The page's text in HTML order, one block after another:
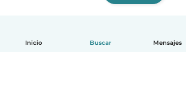
Inicio Buscar Mensajes